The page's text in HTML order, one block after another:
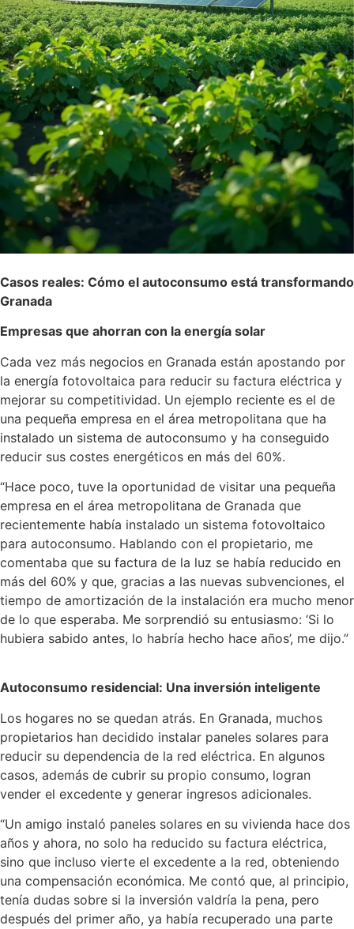
Casos reales: Cómo el autoconsumo está transformando
Granada
Empresas que ahorran con la energía solar
Cada vez más negocios en Granada están apostando por
la energía fotovoltaica para reducir su factura eléctrica y
mejorar su competitividad. Un ejemplo reciente es el de
una pequeña empresa en el área metropolitana que ha
instalado un sistema de autoconsumo y ha conseguido
reducir sus costes energéticos en más del 60%.
“Hace poco, tuve la oportunidad de visitar una pequeña
empresa en el área metropolitana de Granada que
recientemente había instalado un sistema fotovoltaico
para autoconsumo. Hablando con el propietario, me
comentaba que su factura de la luz se había reducido en
más del 60% y que, gracias a las nuevas subvenciones, el
tiempo de amortización de la instalación era mucho menor
de lo que esperaba. Me sorprendió su entusiasmo: ‘Si lo
hubiera sabido antes, lo habría hecho hace años’, me dijo.”
Autoconsumo residencial: Una inversión inteligente
Los hogares no se quedan atrás. En Granada, muchos
propietarios han decidido instalar paneles solares para
reducir su dependencia de la red eléctrica. En algunos
casos, además de cubrir su propio consumo, logran
vender el excedente y generar ingresos adicionales.
“Un amigo instaló paneles solares en su vivienda hace dos
años y ahora, no solo ha reducido su factura eléctrica,
sino que incluso vierte el excedente a la red, obteniendo
una compensación económica. Me contó que, al principio,
tenía dudas sobre si la inversión valdría la pena, pero
después del primer año, ya había recuperado una parte